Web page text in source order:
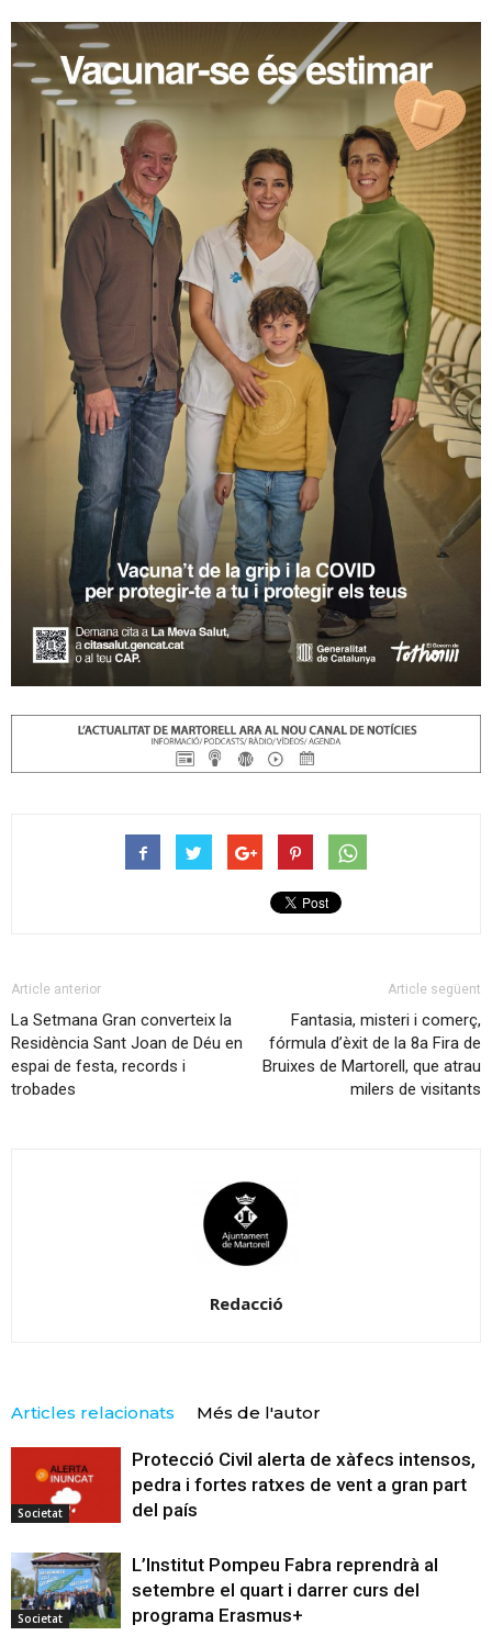
Article anterior
La Setmana Gran converteix la
Residència Sant Joan de Déu en
espai de festa, records i
trobades
Article següent
Fantasia, misteri i comerç,
fórmula d’èxit de la 8a Fira de
Bruixes de Martorell, que atrau
milers de visitants
Redacció
Articles relacionats Més de l'autor
Societat
Protecció Civil alerta de xàfecs intensos,
pedra i fortes ratxes de vent a gran part
del país
Societat
L’Institut Pompeu Fabra reprendrà al
setembre el quart i darrer curs del
programa Erasmus+